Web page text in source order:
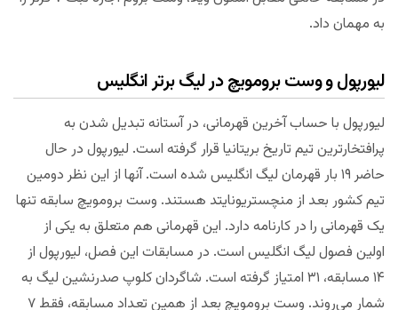
به مهمان داد.
لیورپول و وست برومویچ در لیگ برتر انگلیس
لیورپول با حساب آخرین قهرمانی، در آستانه تبدیل شدن به
پرافتخارترین تیم تاریخ بریتانیا قرار گرفته است. لیورپول در حال
حاضر ۱۹ بار قهرمان لیگ انگلیس شده است. آنها از این نظر دومین
تیم کشور بعد از منچستریونایتد هستند. وست برومویچ سابقه تنها
یک قهرمانی را در کارنامه دارد. این قهرمانی هم متعلق به یکی از
اولین فصول لیگ انگلیس است. در مسابقات این فصل، لیورپول از
۱۴ مسابقه، ۳۱ امتیاز گرفته است. شاگردان کلوپ صدرنشین لیگ به
شمار می‌روند. وست برومویچ بعد از همین تعداد مسابقه، فقط ۷